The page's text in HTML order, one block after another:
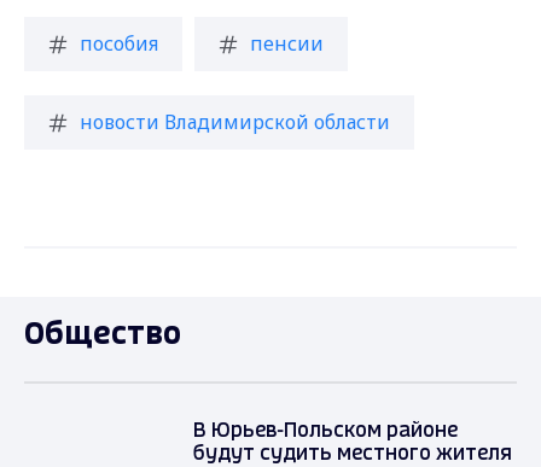
пособия пенсии
новости Владимирской области
Общество
В Юрьев-Польском районе
будут судить местного жителя